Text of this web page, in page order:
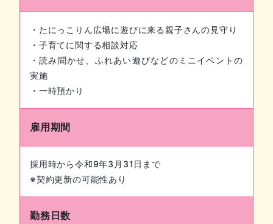
・たにっこりん広場に遊びに来る親子さんの見守り
・子育てに関する相談対応
・読み聞かせ、ふれあい遊びなどのミニイベントの
実施
・一時預かり
雇用期間
採用時から令和9年3月31日まで
※契約更新の可能性あり
勤務日数